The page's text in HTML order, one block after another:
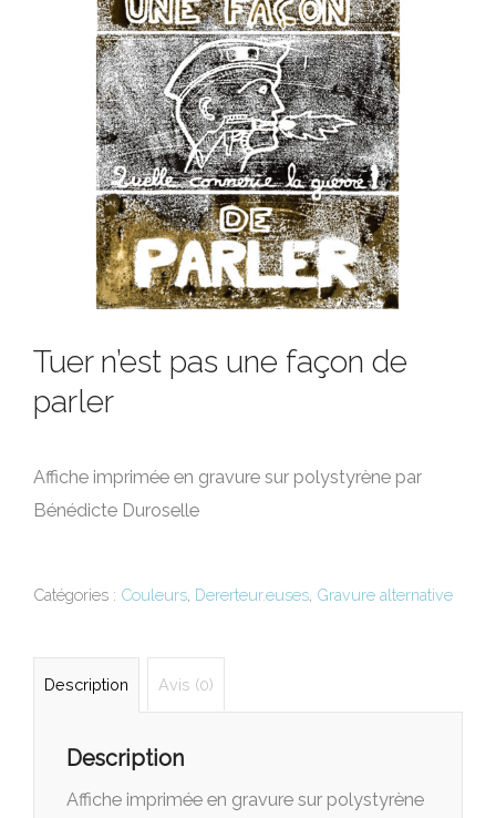
Tuer n’est pas une façon de
parler
Affiche imprimée en gravure sur polystyrène par
Bénédicte Duroselle
Catégories : Couleurs Dererteur.euses Gravure alternative
Description Avis (0)
Description
Affiche imprimée en gravure sur polystyrène